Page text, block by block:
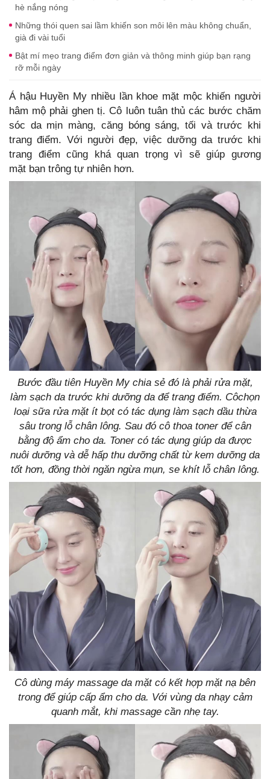
hè nắng nóng
Những thói quen sai lầm khiến son môi lên màu không chuẩn,
già đi vài tuổi
Bật mí mẹo trang điểm đơn giản và thông minh giúp bạn rạng
rỡ mỗi ngày
Á hậu Huyền My nhiều lần khoe mặt mộc khiến người
hâm mộ phải ghen tị. Cô luôn tuân thủ các bước chăm
sóc da mịn màng, căng bóng sáng, tối và trước khi
trang điểm. Với người đẹp, việc dưỡng da trước khi
trang điểm cũng khá quan trọng vì sẽ giúp gương
mặt bạn trông tự nhiên hơn.
Bước đầu tiên Huyền My chia sẻ đó là phải rửa mặt,
làm sạch da trước khi dưỡng da để trang điểm. Côchọn
loại sữa rửa mặt ít bọt có tác dụng làm sạch dầu thừa
sâu trong lỗ chân lông. Sau đó cô thoa toner để cân
bằng độ ẩm cho da. Toner có tác dụng giúp da được
nuôi dưỡng và dễ hấp thu dưỡng chất từ kem dưỡng da
tốt hơn, đồng thời ngăn ngừa mụn, se khít lỗ chân lông.
Cô dùng máy massage da mặt có kết hợp mặt nạ bên
trong để giúp cấp ẩm cho da. Với vùng da nhạy cảm
quanh mắt, khi massage cần nhẹ tay.